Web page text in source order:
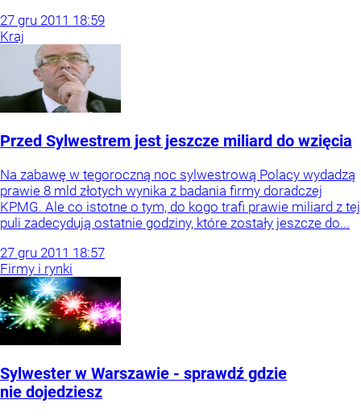
27 gru 2011 18:59
Kraj
Przed Sylwestrem jest jeszcze miliard do wzięcia
Na zabawę w tegoroczną noc sylwestrową Polacy wydadzą
prawie 8 mld złotych wynika z badania firmy doradczej
KPMG. Ale co istotne o tym, do kogo trafi prawie miliard z tej
puli zadecydują ostatnie godziny, które zostały jeszcze do...
27 gru 2011 18:57
Firmy i rynki
Sylwester w Warszawie - sprawdź gdzie
nie dojedziesz